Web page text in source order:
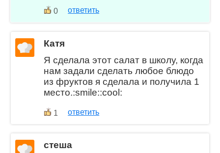
0 ответить
Катя
Я сделала этот салат в школу, когда
нам задали сделать любое блюдо
из фруктов я сделала и получила 1
место.:smile::cool:
1 ответить
стеша